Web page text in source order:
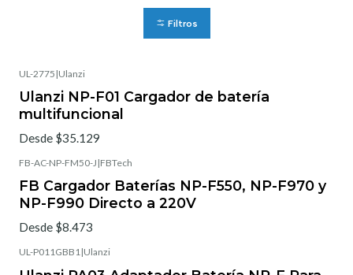
Filtros
UL-2775 |Ulanzi
Ulanzi NP-F01 Cargador de batería
multifuncional
Desde $35.129
FB-AC-NP-FM50-J |FBTech
FB Cargador Baterías NP-F550, NP-F970 y
NP-F990 Directo a 220V
Desde $8.473
UL-P011GBB1|Ulanzi